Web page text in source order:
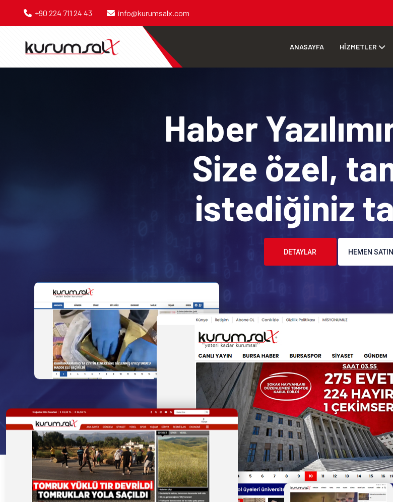
+90 224 711 24 43 info@kurumsalx.com
ANASAYFA HİZMETLER
Haber
Size özel,
istediğiniz
DETAYLAR HEMEN